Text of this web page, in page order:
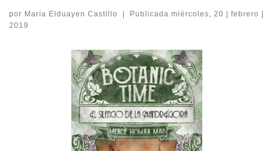
por María Elduayen Castillo | Publicada miércoles, 20 | febrero |
2019